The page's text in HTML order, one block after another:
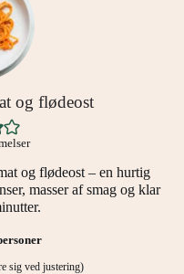
og flødeost
og flødeost – en hurtig
masser af smag og klar
sig ved justering)